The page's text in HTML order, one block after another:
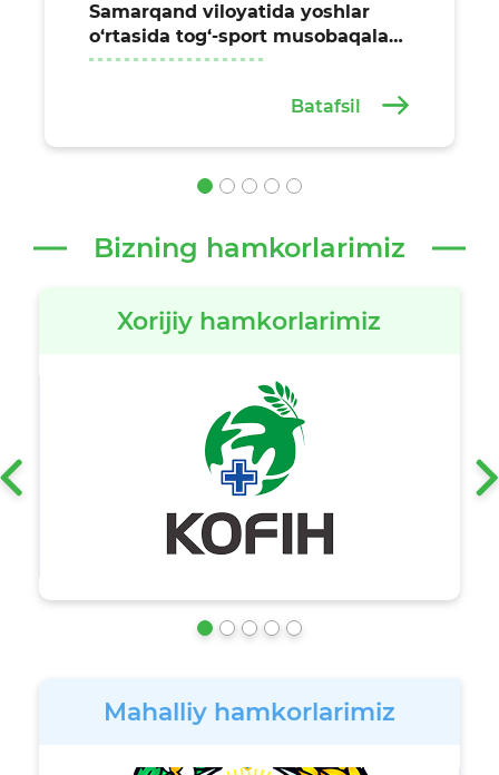
Samarqand viloyatida yoshlar
o‘rtasida tog‘-sport musobaqalari
o‘tkazildi
Batafsil
Bizning hamkorlarimiz
Xorijiy hamkorlarimiz
‹ ›
Mahalliy hamkorlarimiz